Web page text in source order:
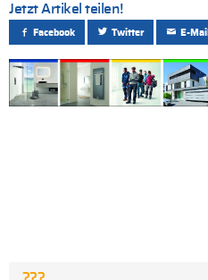
Jetzt Artikel teilen!
Facebook Twitter E-Mail